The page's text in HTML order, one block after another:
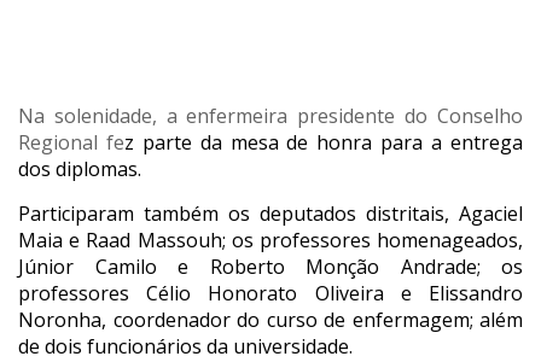
Na solenidade, a enfermeira presidente do Conselho
Regional fez parte da mesa de honra para a entrega
dos diplomas.
Participaram também os deputados distritais, Agaciel
Maia e Raad Massouh; os professores homenageados,
Júnior Camilo e Roberto Monção Andrade; os
professores Célio Honorato Oliveira e Elissandro
Noronha, coordenador do curso de enfermagem; além
de dois funcionários da universidade.